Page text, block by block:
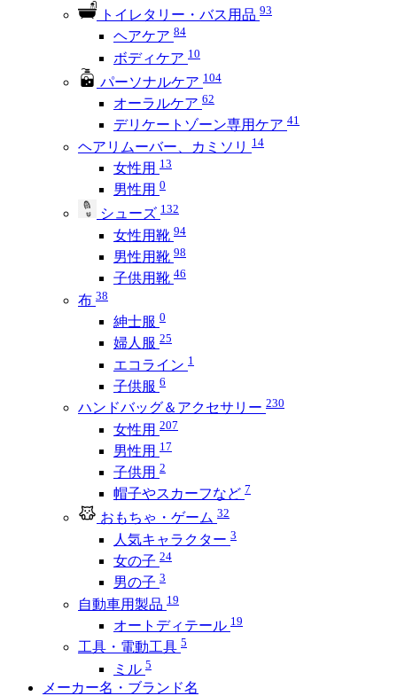
トイレタリー・バス用品 93
ヘアケア 84
ボディケア 10
パーソナルケア 104
オーラルケア 62
デリケートゾーン専用ケア 41
ヘアリムーバー、カミソリ 14
女性用 13
男性用 0
シューズ 132
女性用靴 94
男性用靴 98
子供用靴 46
布 38
紳士服 0
婦人服 25
エコライン 1
子供服 6
ハンドバッグ＆アクセサリー 230
女性用 207
男性用 17
子供用 2
帽子やスカーフなど 7
おもちゃ・ゲーム 32
人気キャラクター 3
女の子 24
男の子 3
自動車用製品 19
オートディテール 19
工具・電動工具 5
ミル 5
メーカー名・ブランド名